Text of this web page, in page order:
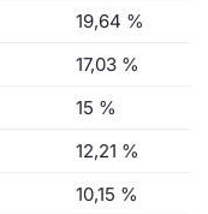
19,64 %
17,03 %
15 %
12,21 %
10,15 %